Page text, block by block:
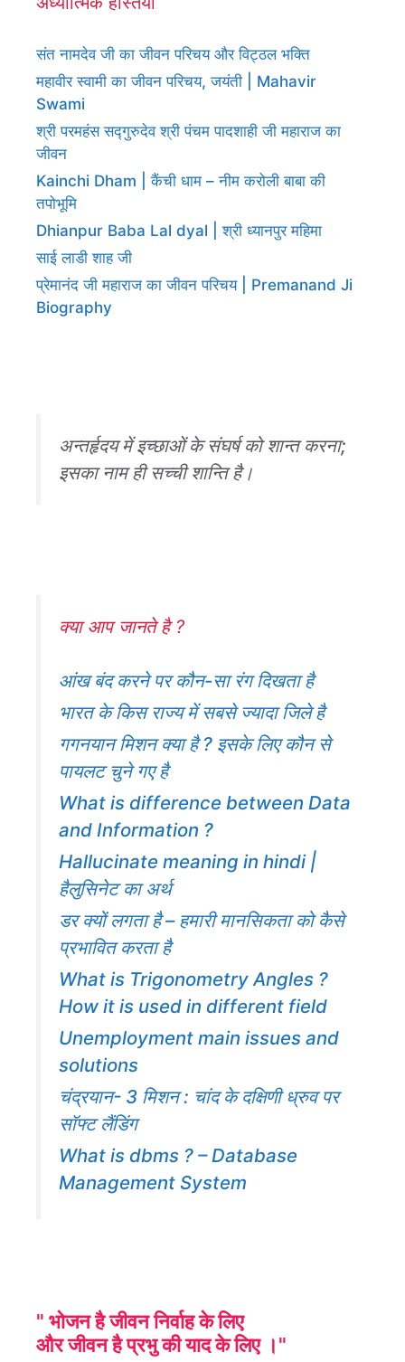
संत नामदेव जी का जीवन परिचय और विट्ठल भक्ति
महावीर स्वामी का जीवन परिचय, जयंती | Mahavir
Swami
श्री परमहंस सद्गुरुदेव श्री पंचम पादशाही जी महाराज का
जीवन
Kainchi Dham | कैंची धाम – नीम करोली बाबा की
तपोभूमि
Dhianpur Baba Lal dyal | श्री ध्यानपुर महिमा
साई लाडी शाह जी
प्रेमानंद जी महाराज का जीवन परिचय | Premanand Ji
Biography
अन्तर्हृदय में इच्छाओं के संघर्ष को शान्त करना;
इसका नाम ही सच्ची शान्ति है।
क्या आप जानते है ?
आंख बंद करने पर कौन-सा रंग दिखता है
भारत के किस राज्य में सबसे ज्यादा जिले है
गगनयान मिशन क्या है ? इसके लिए कौन से
पायलट चुने गए है
What is difference between Data
and Information ?
Hallucinate meaning in hindi |
हैलुसिनेट का अर्थ
डर क्यों लगता है – हमारी मानसिकता को कैसे
प्रभावित करता है
What is Trigonometry Angles ?
How it is used in different field
Unemployment main issues and
solutions
चंद्रयान- 3 मिशन : चांद के दक्षिणी ध्रुव पर
सॉफ्ट लैंडिंग
What is dbms ? – Database
Management System
" भोजन है जीवन निर्वाह के लिए
और जीवन है प्रभु की याद के लिए ।"